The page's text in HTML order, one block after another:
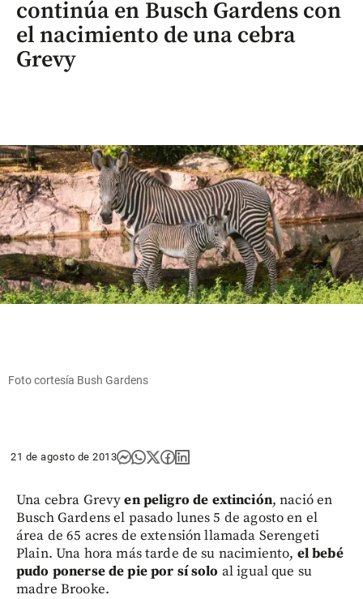
continúa en Busch Gardens con
el nacimiento de una cebra
Grevy
Foto cortesía Bush Gardens
21 de agosto de 2013
Una cebra Grevyen peligro de extinción, nació en
Busch Gardens el pasado lunes 5 de agosto en el
área de 65 acres de extensión llamada Serengeti
Plain. Una hora más tarde de su nacimiento, el bebé
pudo ponerse de pie por sí solo al igual que su
madre Brooke.